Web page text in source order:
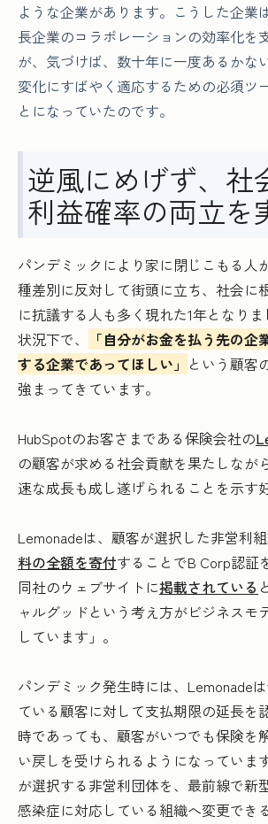
ような企業があります。こうした企業
長企業のコラボレーションの効率化を
が、気づけば、数十年に一度あるかな
変化にすばやく適応するための必須ツ
とになっていたのです。
逆風にめげず、社
利益確率の両立を
パンデミックにより家に閉じこもる人
種差別に反対して街頭に立ち、社会に
に抗議する人も多く現れた1年となり
状況下で、
「自分がお金を払う先の企
する企業であってほしい」 という顧客
強まってきています。
HubSpotのお客さまである保険会社の
の顧客が求める社会貢献を果たしなが
速な成長も成し遂げられることを示す
Lemonadeは、顧客が選択した非営利
料の全額を寄付することでB Corp認証
同社のウェブサイトに掲載されている
ャルグッドという考え方がビジネスモ
しています」。
パンデミック発生時には、Lemonade
ている顧客に対して支払期限の延長を
時であっても、顧客がいつでも保険を
い戻しを受けられるようになっていま
が選択する非営利団体を、最前線で新
感染症に対応している組織へ変更でき